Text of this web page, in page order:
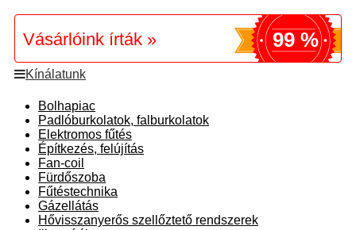
Vásárlóink írták » 99 %
Kínálatunk
Bolhapiac
Padlóburkolatok, falburkolatok
Elektromos fűtés
Építkezés, felújítás
Fan-coil
Fürdőszoba
Fűtéstechnika
Gázellátás
Hővisszanyerős szellőztető rendszerek